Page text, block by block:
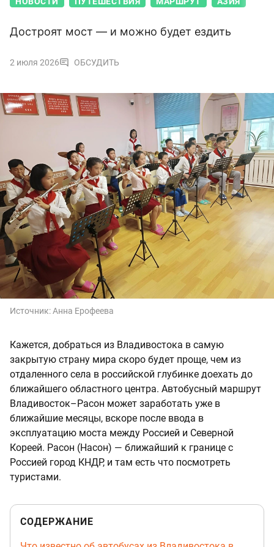
Достроят мост — и можно будет ездить
2 июля 2026 ОБСУДИТЬ
Источник:Анна Ерофеева
Кажется, добраться из Владивостока в самую
закрытую страну мира скоро будет проще, чем из
отдаленного села в российской глубинке доехать до
ближайшего областного центра. Автобусный маршрут
Владивосток–Расон может заработать уже в
ближайшие месяцы, вскоре после ввода в
эксплуатацию моста между Россией и Северной
Кореей. Расон (Насон) — ближайший к границе с
Россией город КНДР, и там есть что посмотреть
туристами.
СОДЕРЖАНИЕ